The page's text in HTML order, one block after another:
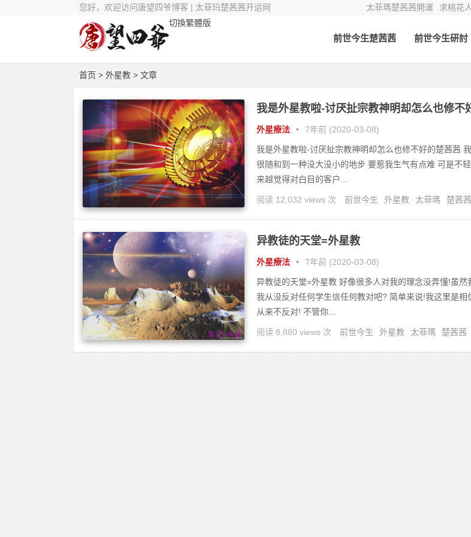
您好，欢迎访问唐望四爷博客 | 太菲玛楚茜茜开运网 太菲瑪楚茜茜開運 求桃花
切換繁體版
前世今生楚茜茜 前世今生研討
首页 > 外星教 > 文章
我是外星教啦-讨厌扯宗教神明却怎么也修不
外星療法 • 7年前 (2020-03-08)
我是外星教啦-讨厌扯宗教神明却怎么也修不好的楚茜茜
很随和到一种没大没小的地步 要惹我生气有点难 可是不
来越觉得对白目的客户...
阅读 12,032 views 次 前世今生 外星教 太菲瑪 楚茜茜
异教徒的天堂=外星教
外星療法 • 7年前 (2020-03-08)
异教徒的天堂=外星教 好像很多人对我的理念没弄懂!虽然
我从没反对任何学生信任何教对吧? 简单来说!我这里是相
从来不反对! 不管你...
阅读 8,880 views 次 前世今生 外星教 太菲瑪 楚茜茜